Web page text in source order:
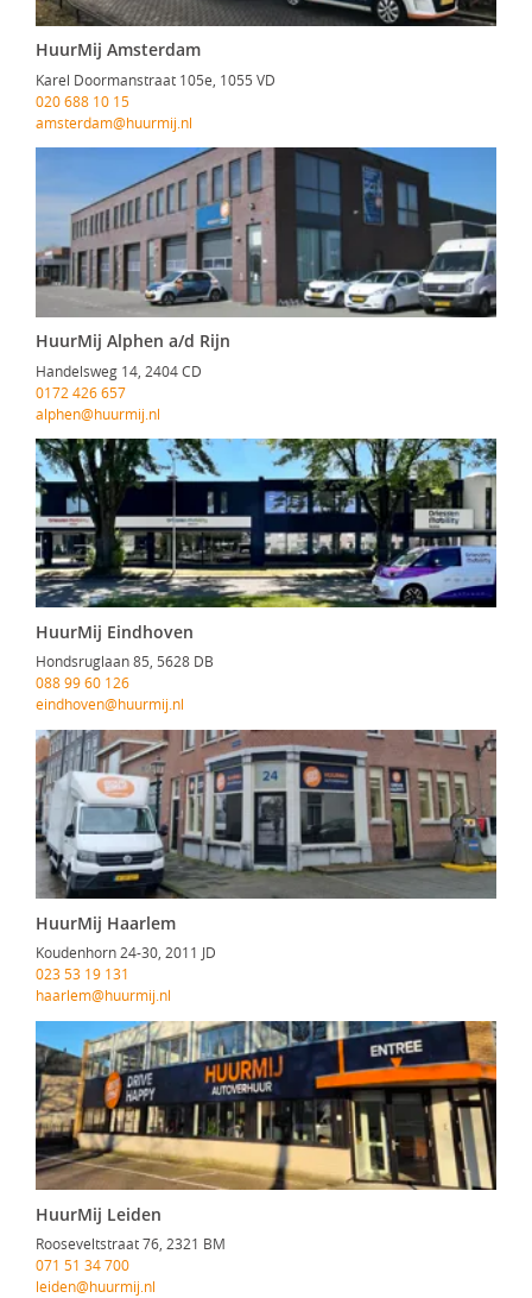
HuurMij Amsterdam
Karel Doormanstraat 105e, 1055 VD
020 688 10 15
amsterdam@huurmij.nl
HuurMij Alphen a/d Rijn
Handelsweg 14, 2404 CD
0172 426 657
alphen@huurmij.nl
HuurMij Eindhoven
Hondsruglaan 85, 5628 DB
088 99 60 126
eindhoven@huurmij.nl
HuurMij Haarlem
Koudenhorn 24-30, 2011 JD
023 53 19 131
haarlem@huurmij.nl
HuurMij Leiden
Rooseveltstraat 76, 2321 BM
071 51 34 700
leiden@huurmij.nl